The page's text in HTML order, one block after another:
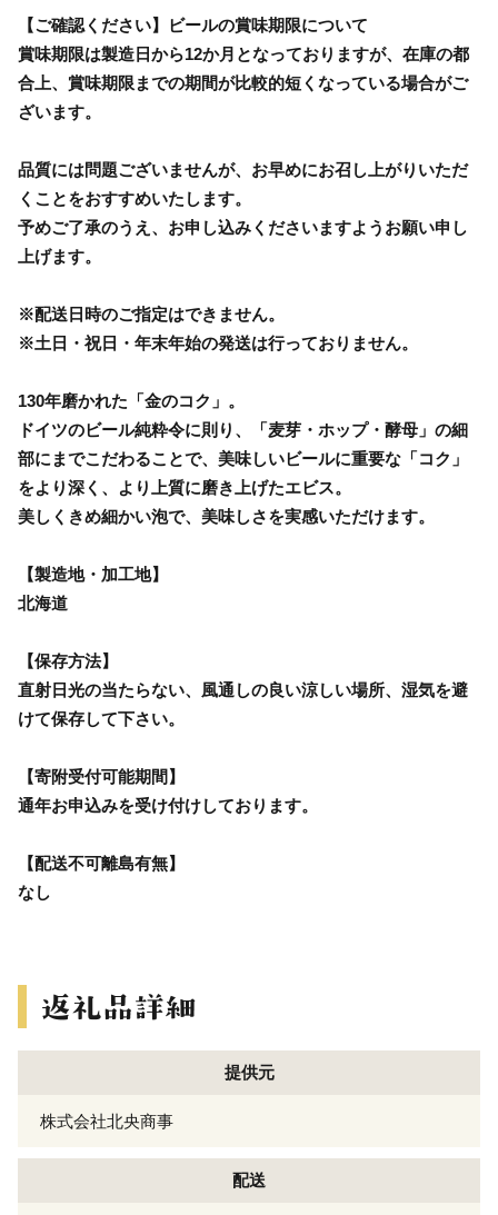
【ご確認ください】ビールの賞味期限について
賞味期限は製造日から12か月となっておりますが、在庫の都
合上、賞味期限までの期間が比較的短くなっている場合がご
ざいます。
品質には問題ございませんが、お早めにお召し上がりいただ
くことをおすすめいたします。
予めご了承のうえ、お申し込みくださいますようお願い申し
上げます。
※配送日時のご指定はできません。
※土日・祝日・年末年始の発送は行っておりません。
130年磨かれた「金のコク」。
ドイツのビール純粋令に則り、「麦芽・ホップ・酵母」の細
部にまでこだわることで、美味しいビールに重要な「コク」
をより深く、より上質に磨き上げたエビス。
美しくきめ細かい泡で、美味しさを実感いただけます。
【製造地・加工地】
北海道
【保存方法】
直射日光の当たらない、風通しの良い涼しい場所、湿気を避
けて保存して下さい。
【寄附受付可能期間】
通年お申込みを受け付けしております。
【配送不可離島有無】
なし
提供元
株式会社北央商事
配送